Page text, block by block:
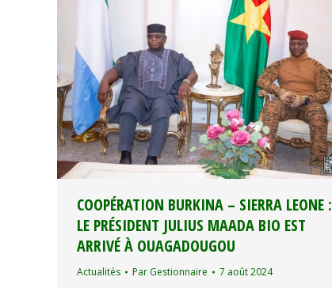
COOPÉRATION BURKINA – SIERRA LEONE :
LE PRÉSIDENT JULIUS MAADA BIO EST
ARRIVÉ À OUAGADOUGOU
Actualités Par Gestionnaire 7 août 2024